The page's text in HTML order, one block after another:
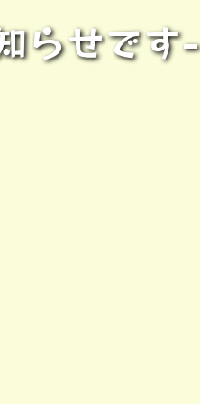
らせで